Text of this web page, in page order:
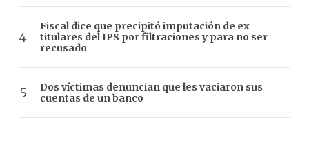
Fiscal dice que precipitó imputación de ex
titulares del IPS por filtraciones y para no ser
recusado
Dos víctimas denuncian que les vaciaron sus
cuentas de un banco